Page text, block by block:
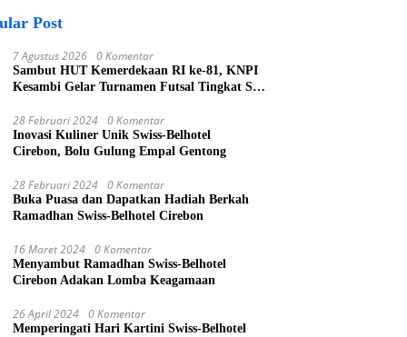
Post
7 Agustus 2026 0 Komentar
Sambut HUT Kemerdekaan RI ke-81, KNPI
Kesambi Gelar Turnamen Futsal Tingkat SD,
28 Februari 2024 0 Komentar
Inovasi Kuliner Unik Swiss-Belhotel
Cirebon, Bolu Gulung Empal Gentong
28 Februari 2024 0 Komentar
Buka Puasa dan Dapatkan Hadiah Berkah
Ramadhan Swiss-Belhotel Cirebon
16 Maret 2024 0 Komentar
Menyambut Ramadhan Swiss-Belhotel
Cirebon Adakan Lomba Keagamaan
26 April 2024 0 Komentar
Memperingati Hari Kartini Swiss-Belhotel